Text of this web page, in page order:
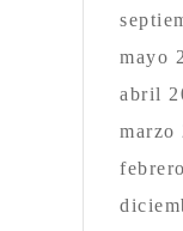
mayo
abril
marzo